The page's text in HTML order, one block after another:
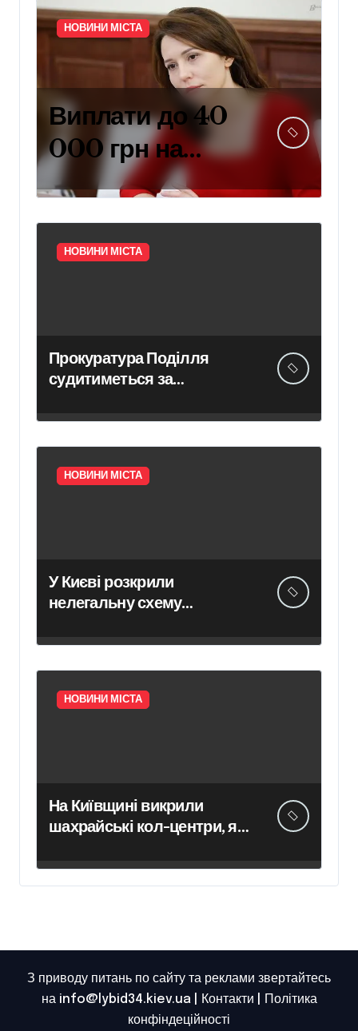
НОВИНИ МІСТА
Виплати до 40
000 грн на
навчання дітей
захисників:
умови
Києві
НОВИНИ МІСТА
Прокуратура Поділля
судитиметься за
власності на фіктивну
будівлю в центрі Києва
НОВИНИ МІСТА
У Києві розкрили
нелегальну схему
для іноземних замовників:
двійня загинула через
передчасні пологи
НОВИНИ МІСТА
На Київщині викрили
шахрайські кол-центри, які
на понад 12 млн грн —
організаторів схеми чекає
З приводу питань по сайту та реклами звертайтесь
на info@lybid34.kiev.ua |
Контакти
Політика
конфіндеційності